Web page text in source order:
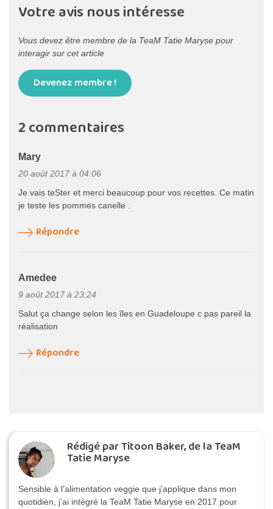
Votre avis nous intéresse
Vous devez être membre de la TeaM Tatie Maryse pour
interagir sur cet article
Devenez membre !
2 commentaires
Mary
20 août 2017 à 04:06
Je vais teSter et merci beaucoup pour vos recettes. Ce matin
je teste les pommes canelle .
Répondre
Amedee
9 août 2017 à 23:24
Salut ça change selon les îles en Guadeloupe c pas pareil la
réalisation
Répondre
Rédigé par Titoon Baker, de la TeaM
Tatie Maryse
Sensible à l’alimentation veggie que j’applique dans mon
quotidien, j’ai intégré la TeaM Tatie Maryse en 2017 pour